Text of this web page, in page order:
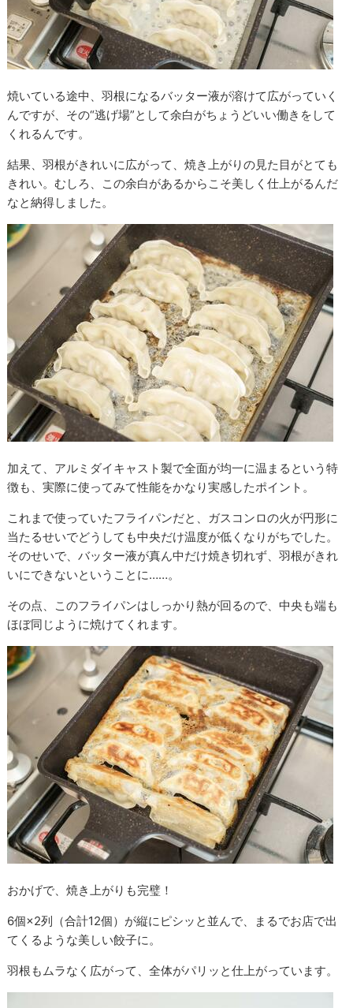
焼いている途中、羽根になるバッター液が溶けて広がっていく
んですが、その“逃げ場”として余白がちょうどいい働きをして
くれるんです。
結果、羽根がきれいに広がって、焼き上がりの見た目がとても
きれい。むしろ、この余白があるからこそ美しく仕上がるんだ
なと納得しました。
加えて、アルミダイキャスト製で全面が均一に温まるという特
徴も、実際に使ってみて性能をかなり実感したポイント。
これまで使っていたフライパンだと、ガスコンロの火が円形に
当たるせいでどうしても中央だけ温度が低くなりがちでした。
そのせいで、バッター液が真ん中だけ焼き切れず、羽根がきれ
いにできないということに……。
その点、このフライパンはしっかり熱が回るので、中央も端も
ほぼ同じように焼けてくれます。
おかげで、焼き上がりも完璧！
6個×2列（合計12個）が縦にピシッと並んで、まるでお店で出
てくるような美しい餃子に。
羽根もムラなく広がって、全体がパリッと仕上がっています。